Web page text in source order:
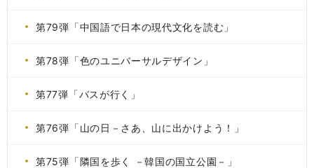
第79弾「中国語で日本の現代文化を読む」
第78弾「色のユニバーサルデザイン」
第77弾「バスが行く」
第76弾「山の日－さあ、山に出かけよう！」
第75弾「隣国を歩く －韓国の国立公園－」